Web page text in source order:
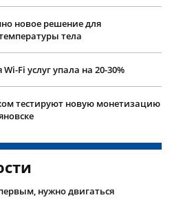
новое решение для
тела
Fi услуг упала на 20-30%
тестируют новую монетизацию
нужно двигаться